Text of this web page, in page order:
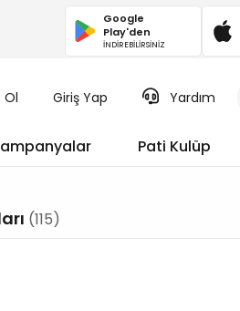
Google
Play'den
İNDİREBİLİRSİNİZ
Ol Giriş Yap Yardım
Pati Kulüp
(115)